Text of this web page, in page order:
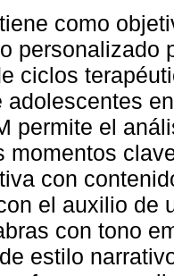
como
personalizado
ciclos
adolescentes
permite el
momentos
con
el auxilio de
con tono
estilo